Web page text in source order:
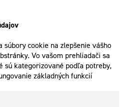
súbory cookie na zlepšenie vášho
Vo vašom prehliadači sa
sú kategorizované podľa potreby,
základných funkcií